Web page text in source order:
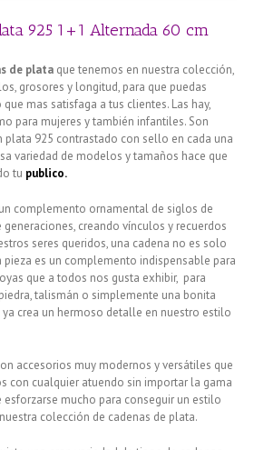
925 1+1 Alternada 60 cm
de plata que tenemos en nuestra colección,
grosores y longitud, para que puedas
mas satisfaga a tus clientes. Las hay,
para mujeres y también infantiles. Son
925 contrastado con sello en cada una
variedad de modelos y tamaños hace que
tu publico.
complemento ornamental de siglos de
generaciones, creando vínculos y recuerdos
seres queridos, una cadena no es solo
pieza es un complemento indispensable para
que a todos nos gusta exhibir, para
talismán o simplemente una bonita
crea un hermoso detalle en nuestro estilo
accesorios muy modernos y versátiles que
con cualquier atuendo sin importar la gama
esforzarse mucho para conseguir un estilo
colección de cadenas de plata.